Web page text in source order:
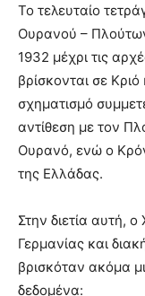
Το τελευταίο
Ουρανού –
1932 μέχρι τις
βρίσκονται σε
σχηματισμό
αντίθεση με τον
Ουρανό, ενώ ο
της Ελλάδας.
Στην διετία αυτή,
Γερμανίας και
βρισκόταν ακόμα
δεδομένα: